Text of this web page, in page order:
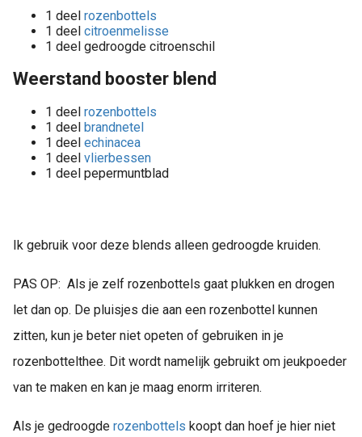
1 deel rozenbottels
1 deel citroenmelisse
1 deel gedroogde citroenschil
Weerstand booster blend
1 deel rozenbottels
1 deel brandnetel
1 deel echinacea
1 deel vlierbessen
1 deel pepermuntblad
Ik gebruik voor deze blends alleen gedroogde kruiden.
PAS OP: Als je zelf rozenbottels gaat plukken en drogen
let dan op. De pluisjes die aan een rozenbottel kunnen
zitten, kun je beter niet opeten of gebruiken in je
rozenbottelthee. Dit wordt namelijk gebruikt om jeukpoeder
van te maken en kan je maag enorm irriteren.
Als je gedroogde rozenbottels koopt dan hoef je hier niet